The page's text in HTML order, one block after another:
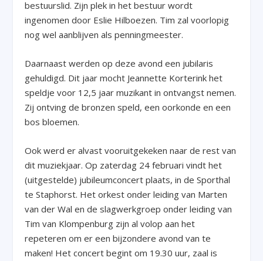
bestuurslid. Zijn plek in het bestuur wordt
ingenomen door Eslie Hilboezen. Tim zal voorlopig
nog wel aanblijven als penningmeester.
Daarnaast werden op deze avond een jubilaris
gehuldigd. Dit jaar mocht Jeannette Korterink het
speldje voor 12,5 jaar muzikant in ontvangst nemen.
Zij ontving de bronzen speld, een oorkonde en een
bos bloemen.
Ook werd er alvast vooruitgekeken naar de rest van
dit muziekjaar. Op zaterdag 24 februari vindt het
(uitgestelde) jubileumconcert plaats, in de Sporthal
te Staphorst. Het orkest onder leiding van Marten
van der Wal en de slagwerkgroep onder leiding van
Tim van Klompenburg zijn al volop aan het
repeteren om er een bijzondere avond van te
maken! Het concert begint om 19.30 uur, zaal is